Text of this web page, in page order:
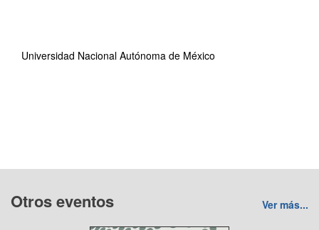
Universidad Nacional Autónoma de México
Otros eventos Ver más...